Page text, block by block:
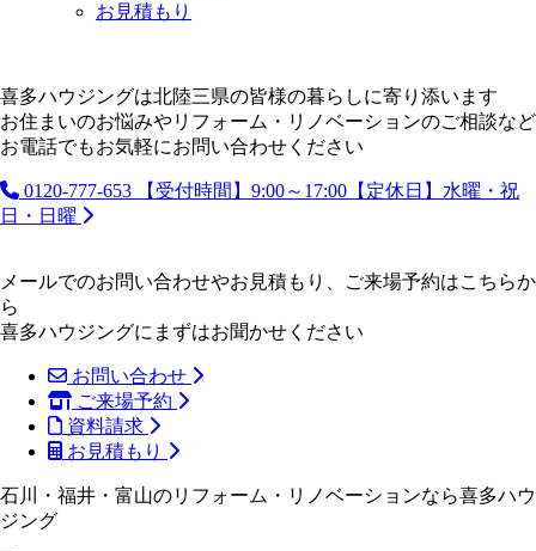
お見積もり
喜多ハウジングは北陸三県の皆様の暮らしに寄り添います
お住まいのお悩みやリフォーム・リノベーションのご相談など
お電話でもお気軽にお問い合わせください
0120-777-653
【受付時間】9:00～17:00【定休日】水曜・祝
日・日曜
メールでのお問い合わせやお見積もり、ご来場予約はこちらか
ら
喜多ハウジングにまずはお聞かせください
お問い合わせ
ご来場予約
資料請求
お見積もり
石川・福井・富山のリフォーム・リノベーションなら喜多ハウ
ジング